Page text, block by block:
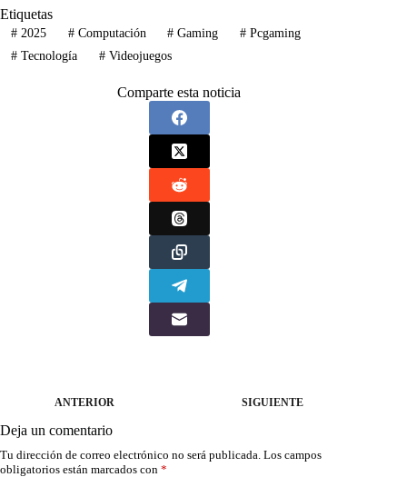
Etiquetas
#2025 #Computación # Gaming # Pcgaming
#Tecnología #Videojuegos
Comparte esta noticia
ANTERIOR SIGUIENTE
Deja un comentario
Tu dirección de correo electrónico no será publicada. Los campos
obligatorios están marcados con *